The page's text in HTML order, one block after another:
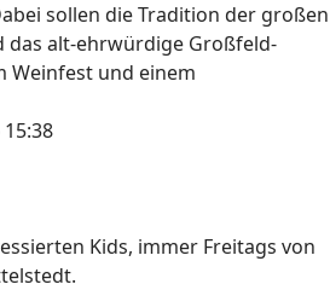
sollen die Tradition der großen
das alt-ehrwürdige Großfeld-
Weinfest und einem
Kids, immer Freitags von